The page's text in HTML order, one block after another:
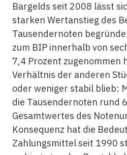
Bargelds seit 2008 lässt
starken Wertanstieg des
Tausendernoten
zum BIP innerhalb von
7,4 Prozent zugenommen
Verhältnis der anderen
oder weniger stabil blieb:
die Tausendernoten rund
Gesamtwertes des
Konsequenz hat die
Zahlungsmittel seit 1990